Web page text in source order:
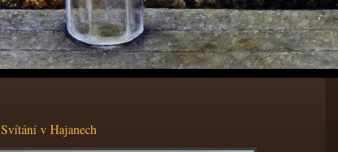
Svítání v Hajanech